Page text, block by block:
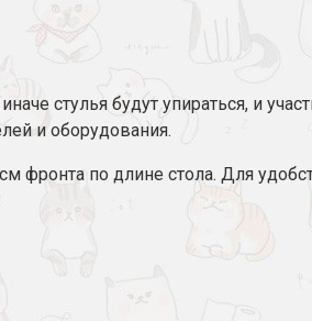
стулья будут упираться, и
и оборудования.
фронта по длине стола. Для